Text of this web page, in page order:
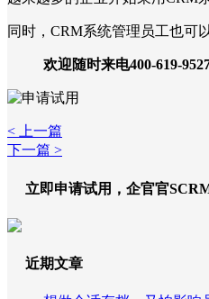
同时，CRM系统管理员工也可
欢迎随时来电400-619-
< 上一篇
下一篇 >
立即申请试用，企官官
近期文章